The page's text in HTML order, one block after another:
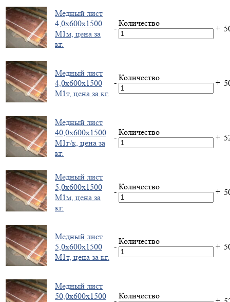
Медный лист
4,0х600х1500
М1м, цена за
кг.
-
Количество
+
Медный лист
4,0х600х1500
М1т, цена за кг.
-
Количество
+
Медный лист
40,0х600х1500
М1г/к, цена за
кг.
-
Количество
+
Медный лист
5,0х600х1500
М1м, цена за
кг.
-
Количество
+
Медный лист
5,0х600х1500
М1т, цена за кг.
-
Количество
+
Медный лист
50,0х600х1500
Количество